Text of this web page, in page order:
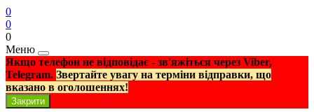
0
0
0
Меню
Якщо телефон не відповідає - зв'яжіться через Viber,
Telegram. Звертайте увагу на терміни відправки, що
вказано в оголошеннях!
Закрити